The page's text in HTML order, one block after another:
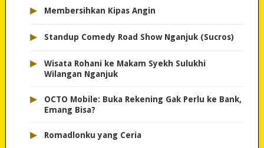
▸ Membersihkan Kipas Angin
▸ Standup Comedy Road Show Nganjuk (Sucros)
▸
Wisata Rohani ke Makam Syekh Sulukhi
Wilangan Nganjuk
▸
OCTO Mobile: Buka Rekening Gak Perlu ke Bank,
Emang Bisa?
▸ Romadlonku yang Ceria